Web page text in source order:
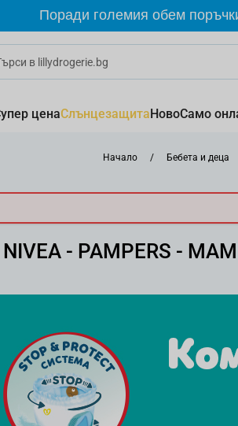
Поради големия обем
ценаСлънцезащитаНовоСамо
Начало / Бебета и деца
NIVEA - PAMPERS -